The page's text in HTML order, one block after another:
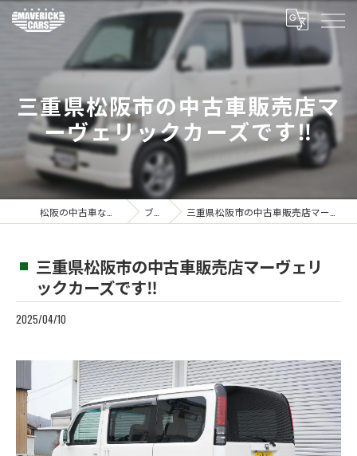
三重県松阪市の中古車販売店マ
ーヴェリックカーズです‼️
ブログ 三重県松阪市の中古車販売店マーヴェリックカーズです‼️
三重県松阪市の中古車販売店マーヴェリ
ックカーズです‼️
2025/04/10